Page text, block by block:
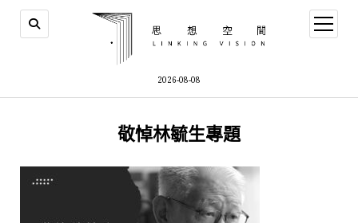
2026-08-08
open
menu
敬悼林毓生專題